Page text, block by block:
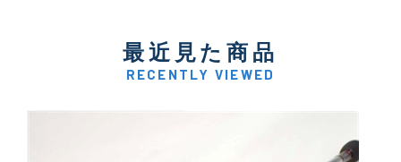
最近見た商品
RECENTLY VIEWED